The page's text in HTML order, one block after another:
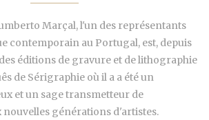
Marçal, l'un des représentants
contemporain au Portugal, est, depuis
éditions de gravure et de lithographie
de Sérigraphie où il a a été un
et un sage transmetteur de
nouvelles générations d'artistes.